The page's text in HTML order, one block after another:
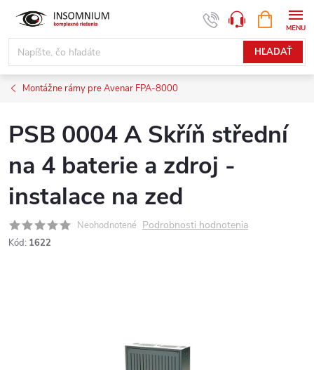
obsah
HĽADAŤ
KOŠÍK
Montážne rámy pre Avenar FPA-8000
PSB 0004 A Skříň střední
na 4 baterie a zdroj -
instalace na zed
Neohodnotené Podrobnosti hodnotenia
Kód: 1622
www.insomnium.sk - Chat